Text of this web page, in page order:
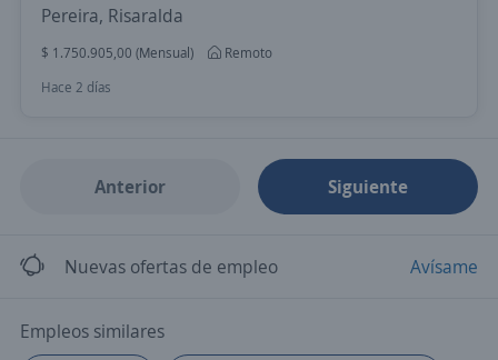
Pereira, Risaralda
$ 1.750.905,00 (Mensual)
Remoto
Hace 2 días
Anterior Siguiente
Nuevas ofertas de empleo Avísame
Empleos similares